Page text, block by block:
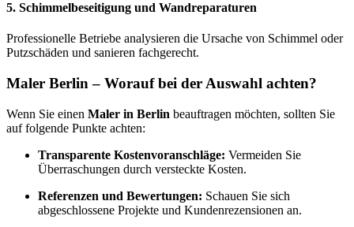
5. Schimmelbeseitigung und Wandreparaturen
Professionelle Betriebe analysieren die Ursache von Schimmel oder
Putzschäden und sanieren fachgerecht.
Maler Berlin – Worauf bei der Auswahl achten?
Wenn Sie einen Maler in Berlin beauftragen möchten, sollten Sie
auf folgende Punkte achten:
Transparente Kostenvoranschläge: Vermeiden Sie
Überraschungen durch versteckte Kosten.
Referenzen und Bewertungen: Schauen Sie sich
abgeschlossene Projekte und Kundenrezensionen an.